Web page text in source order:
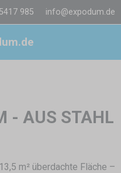
985 info@expodum.de
- AUS STAHL
m² überdachte Fläche –